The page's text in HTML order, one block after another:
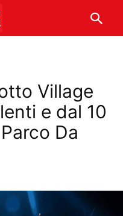
Village
e dal 10
Da